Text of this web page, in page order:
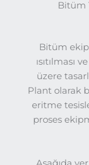
Bitüm
Bitüm
ısıtılması
üzere
Plant olarak
eritme
proses